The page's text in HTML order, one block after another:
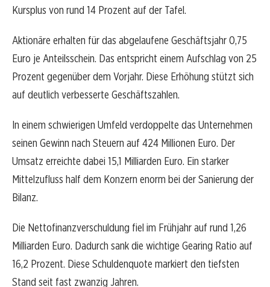
Kursplus von rund 14 Prozent auf der Tafel.
Aktionäre erhalten für das abgelaufene Geschäftsjahr 0,75
Euro je Anteilsschein. Das entspricht einem Aufschlag von 25
Prozent gegenüber dem Vorjahr. Diese Erhöhung stützt sich
auf deutlich verbesserte Geschäftszahlen.
In einem schwierigen Umfeld verdoppelte das Unternehmen
seinen Gewinn nach Steuern auf 424 Millionen Euro. Der
Umsatz erreichte dabei 15,1 Milliarden Euro. Ein starker
Mittelzufluss half dem Konzern enorm bei der Sanierung der
Bilanz.
Die Nettofinanzverschuldung fiel im Frühjahr auf rund 1,26
Milliarden Euro. Dadurch sank die wichtige Gearing Ratio auf
16,2 Prozent. Diese Schuldenquote markiert den tiefsten
Stand seit fast zwanzig Jahren.